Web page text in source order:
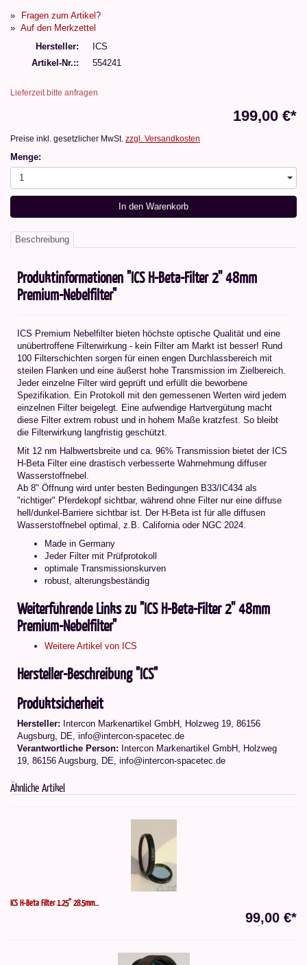
Fragen zum Artikel?
Auf den Merkzettel
Hersteller
ICS
Artikel-Nr.:
554241
Lieferzeit bitte anfragen
199,00 €*
Preise inkl. gesetzlicher MwSt. zzgl. Versandkosten
Menge:
1
In den Warenkorb
Beschreibung
Produktinformationen "ICS H-Beta-Filter 2'' 48mm
Premium-Nebelfilter"
ICS Premium Nebelfilter bieten höchste optische Qualität und eine
unübertroffene Filterwirkung - kein Filter am Markt ist besser! Rund
100 Filterschichten sorgen für einen engen Durchlassbereich mit
steilen Flanken und eine äußerst hohe Transmission im Zielbereich.
Jeder einzelne Filter wird geprüft und erfüllt die beworbene
Spezifikation. Ein Protokoll mit den gemessenen Werten wird jedem
einzelnen Filter beigelegt. Eine aufwendige Hartvergütung macht
diese Filter extrem robust und in hohem Maße kratzfest. So bleibt
die Filterwirkung langfristig geschützt.
Mit 12 nm Halbwertsbreite und ca. 96% Transmission bietet der ICS
H-Beta Filter eine drastisch verbesserte Wahrnehmung diffuser
Wasserstoffnebel.
Ab 8" Öffnung wird unter besten Bedingungen B33/IC434 als
"richtiger" Pferdekopf sichtbar, während ohne Filter nur eine diffuse
hell/dunkel-Barriere sichtbar ist. Der H-Beta ist für alle diffusen
Wasserstoffnebel optimal, z.B. California oder NGC 2024.
Made in Germany
Jeder Filter mit Prüfprotokoll
optimale Transmissionskurven
robust, alterungsbeständig
Weiterführende Links zu "ICS H-Beta-Filter 2'' 48mm
Premium-Nebelfilter"
Weitere Artikel von ICS
Hersteller-Beschreibung "ICS"
Produktsicherheit
Hersteller: Intercon Markenartikel GmbH, Holzweg 19, 86156
Augsburg, DE, info@intercon-spacetec.de
Verantwortliche Person: Intercon Markenartikel GmbH, Holzweg
19, 86156 Augsburg, DE, info@intercon-spacetec.de
Ähnliche Artikel
ICS H-Beta Filter 1.25'' 28.5mm...
99,00 €*